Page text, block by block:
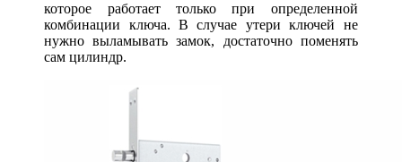
которое работает только при определенной
комбинации ключа. В случае утери ключей не
нужно выламывать замок, достаточно поменять
сам цилиндр.